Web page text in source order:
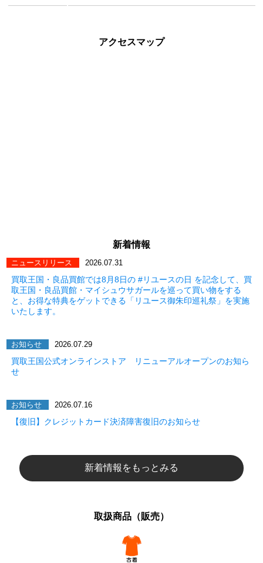
アクセスマップ
新着情報
ニュースリリース 2026.07.31
買取王国・良品買館では8月8日の #リユースの日 を記念して、買
取王国・良品買館・マイシュウサガールを巡って買い物をする
と、お得な特典をゲットできる「リユース御朱印巡礼祭」を実施
いたします。
お知らせ 2026.07.29
買取王国公式オンラインストア リニューアルオープンのお知ら
せ
お知らせ 2026.07.16
【復旧】クレジットカード決済障害復旧のお知らせ
新着情報をもっとみる
取扱商品（販売）